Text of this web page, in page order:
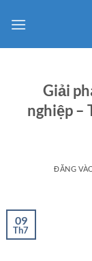
qua
Giải
nghiệp –
ĐĂNG
09
Th7